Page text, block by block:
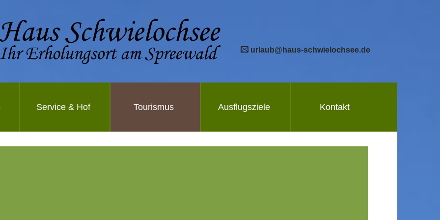
urlaub@haus-schwielochsee.de
Service & Hof Tourismus Ausflugsziele Kontakt